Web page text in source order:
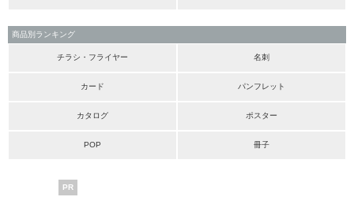
商品別ランキング
チラシ・フライヤー 名刺
カード パンフレット
カタログ ポスター
POP 冊子
PR